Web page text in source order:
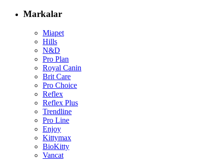
Markalar
Miapet
Hills
N&D
Pro Plan
Royal Canin
Brit Care
Pro Choice
Reflex
Reflex Plus
Trendline
Pro Line
Enjoy
Kittymax
BioKitty
Vancat